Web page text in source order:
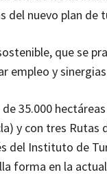
del nuevo plan
que se
empleo y
35.000
y con tres
del Instituto de
forma en la